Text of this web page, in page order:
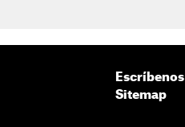
Escríbenos
Sitemap